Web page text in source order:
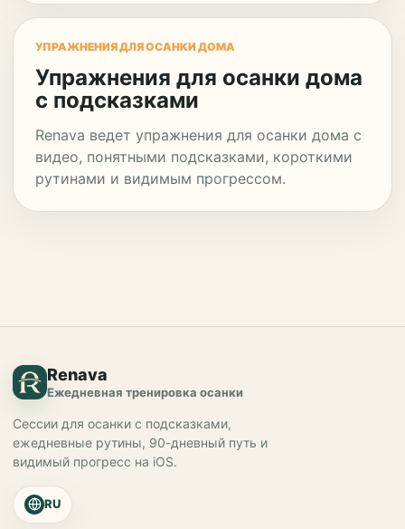
УПРАЖНЕНИЯ ДЛЯ ОСАНКИ ДОМА
Упражнения для осанки дома
с подсказками
Renava ведет упражнения для осанки дома с
видео, понятными подсказками, короткими
рутинами и видимым прогрессом.
Renava
Ежедневная тренировка осанки
Сессии для осанки с подсказками,
ежедневные рутины, 90-дневный путь и
видимый прогресс на iOS.
RU